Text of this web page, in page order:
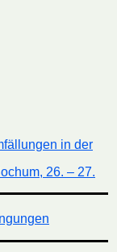
in der
26. – 27.